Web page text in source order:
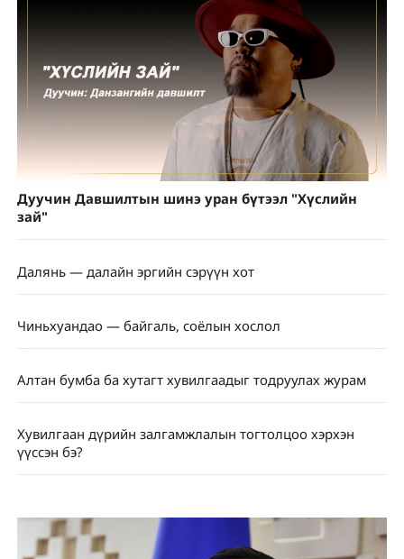
Дуучин Давшилтын шинэ уран бүтээл "Хүслийн
зай"
Далянь — далайн эргийн сэрүүн хот
Чиньхуандао — байгаль, соёлын хослол
Алтан бумба ба хутагт хувилгаадыг тодруулах журам
Хувилгаан дүрийн залгамжлалын тогтолцоо хэрхэн
үүссэн бэ?